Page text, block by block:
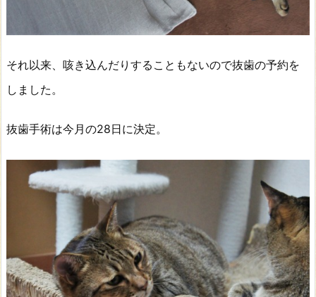
それ以来、咳き込んだりすることもないので抜歯の予約を
しました。
抜歯手術は今月の28日に決定。